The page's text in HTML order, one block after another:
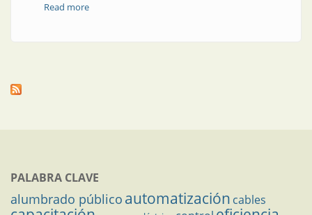
Read moreabout Ingeniería básica en plantas industriales
PALABRA CLAVE
alumbrado público automatización cables